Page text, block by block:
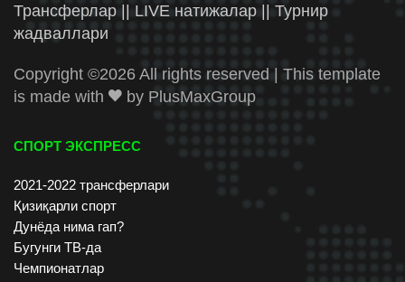
Трансферлар || LIVE натижалар || Турнир
жадваллари
Copyright ©2026 All rights reserved | This template
is made with
by PlusMaxGroup
СПОРТ ЭКСПРЕСС
2021-2022 трансферлари
Қизиқарли спорт
Дунёда нима гап?
Бугунги ТВ-да
Чемпионатлар